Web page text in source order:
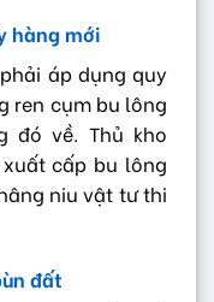
hàng mới
áp dụng quy
ren cụm bu lông
đó về. Thủ kho
cấp bu lông
niu vật tư thi
đất